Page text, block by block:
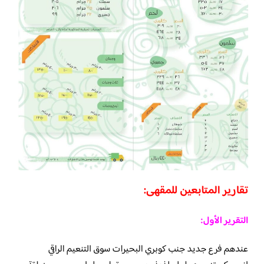
تقارير المتابعين للمقهى:
التقرير الأول:
عندهم فرع جديد جنب كوبري البحيرات سوق التنعيم الراقي